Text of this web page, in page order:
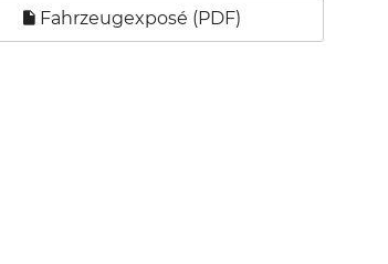
Fahrzeugexposé (PDF)